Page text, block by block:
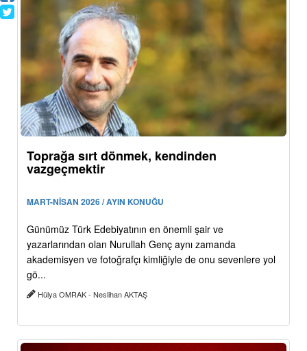
Toprağa sırt dönmek, kendinden
vazgeçmektir
MART-NİSAN 2026 / AYIN KONUĞU
Günümüz Türk Edebiyatının en önemli şair ve
yazarlarından olan Nurullah Genç aynı zamanda
akademisyen ve fotoğrafçı kimliğiyle de onu sevenlere yol
gö...
Hülya OMRAK - Neslihan AKTAŞ